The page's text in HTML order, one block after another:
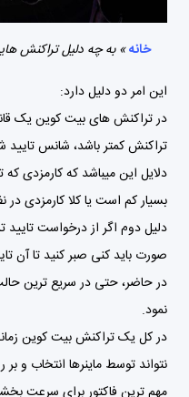
خانه»به چه دلیل تراکنش
این امر دو دلیل دارد:
در تراکنش های بیت کوین یک
تراکنش کمتر باشد، شانس
دلایل این میباشد که کارمزدی
بسیار کم است یا کلا کارمزدی
دلیل دوم اگر از درخواست
صورت باید کنی صبر کنید تا آن
در حاضر، حتی در سریع ترین
نمود.
نتواند توسط ماینرها انتخاب و
مهم ترین فاکتور برای سرعت